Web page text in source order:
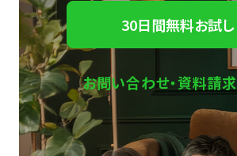
30日間無料お試し
お問い合わせ・資料請求